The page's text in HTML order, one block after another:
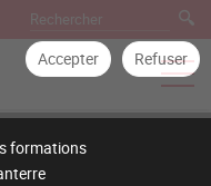
Accepter Refuser
formations